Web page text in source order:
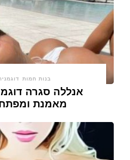
בנות חמות
אנללה סגרה
מאמנת